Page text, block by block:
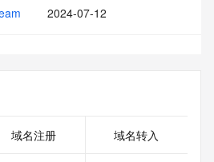
2024-07-12
域名注册 域名转入